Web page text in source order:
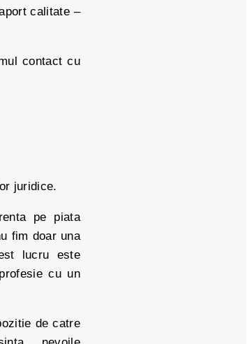
calitate –
contact cu
juridice.
pe piata
fim doar una
lucru este
cu un
de catre